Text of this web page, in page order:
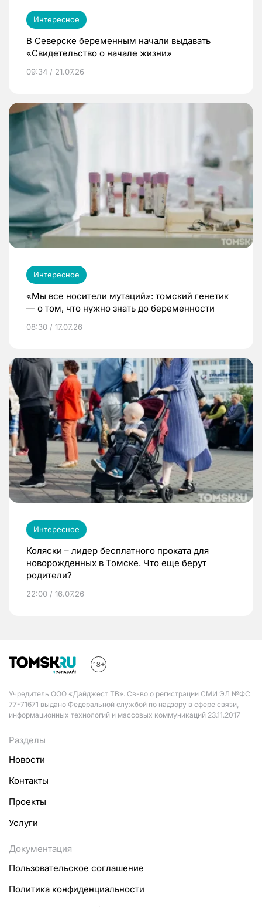
Интересное
В Северске беременным начали выдавать
«Свидетельство о начале жизни»
09:34 / 21.07.26
Интересное
«Мы все носители мутаций»: томский генетик
— о том, что нужно знать до беременности
08:30 / 17.07.26
Интересное
Коляски – лидер бесплатного проката для
новорожденных в Томске. Что еще берут
родители?
22:00 / 16.07.26
Учредитель ООО «Дайджест ТВ». Св-во о регистрации СМИ ЭЛ №ФС
77-71671 выдано Федеральной службой по надзору в сфере связи,
информационных технологий и массовых коммуникаций 23.11.2017
Разделы
Новости
Контакты
Проекты
Услуги
Документация
Пользовательское соглашение
Политика конфиденциальности